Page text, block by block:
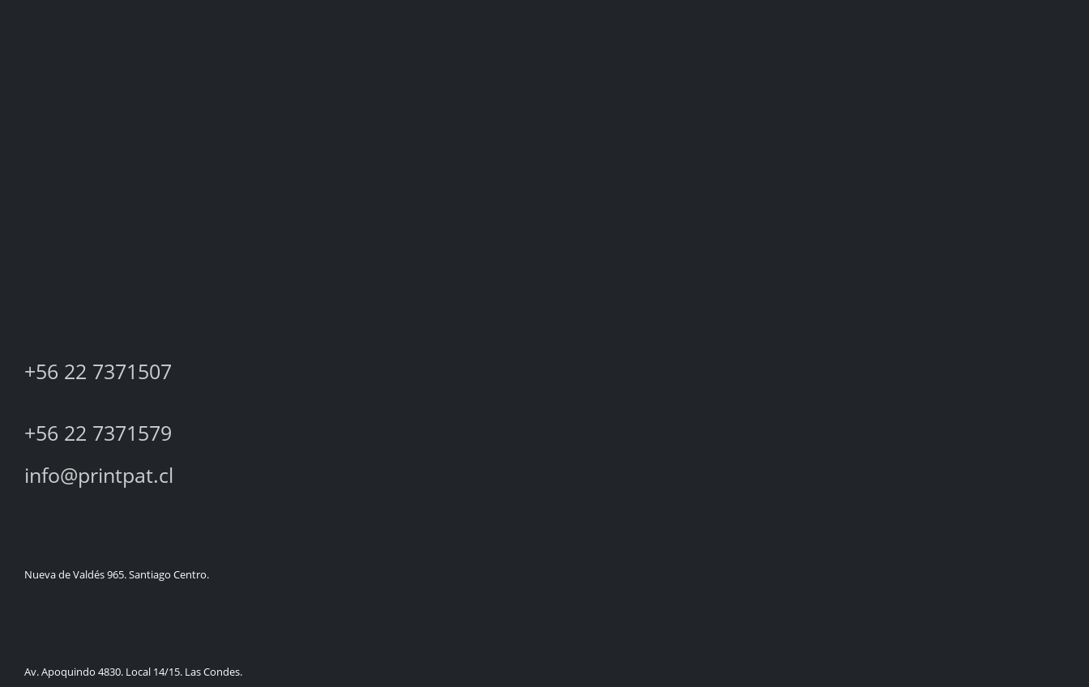
+56 22 7371507
+56 22 7371579
info@printpat.cl
Nueva de Valdés 965. Santiago Centro.
Av. Apoquindo 4830. Local 14/15. Las Condes.